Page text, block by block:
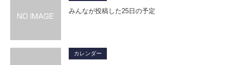
みんなが投稿した25日の予定
カレンダー